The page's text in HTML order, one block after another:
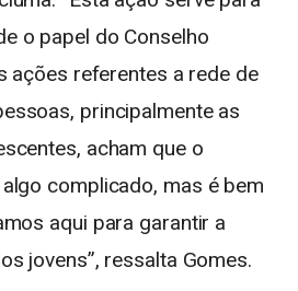
o papel do Conselho
ações referentes a rede de
principalmente as
acham que o
complicado, mas é bem
aqui para garantir a
jovens”, ressalta Gomes.